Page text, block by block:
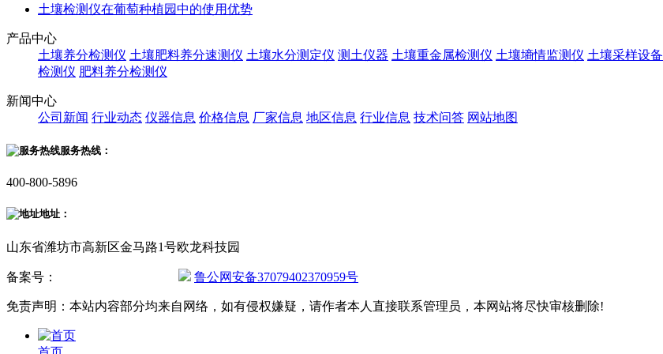
土壤检测仪在葡萄种植园中的使用优势
产品中心
土壤养分检测仪 土壤肥料养分速测仪 土壤水分测定仪 测土仪器 土壤重金属检测仪 土壤墒情监测仪 土壤采样设备
检测仪 肥料养分检测仪
新闻中心
公司新闻 行业动态 仪器信息 价格信息 厂家信息 地区信息 行业信息 技术问答 网站地图
服务热线：
400-800-5896
地址：
山东省潍坊市高新区金马路1号欧龙科技园
备案号： 鲁公网安备37079402370959号
免责声明：本站内容部分均来自网络，如有侵权嫌疑，请作者本人直接联系管理员，本网站将尽快审核删除!